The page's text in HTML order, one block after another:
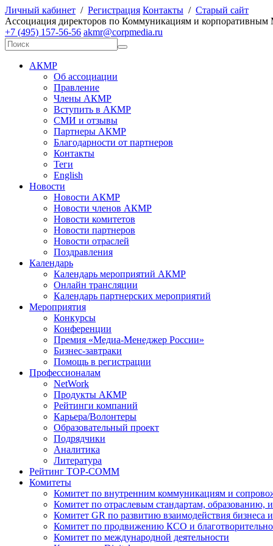
Личный кабинет / Регистрация Контакты / Старый сайт
Ассоциация директоров по Коммуникациям и корпоративным
+7 (495) 157-56-56 akmr@corpmedia.ru
АКМР
Об ассоциации
Правление
Члены АКМР
Вступить в АКМР
СМИ и отзывы
Партнеры АКМР
Благодарности от партнеров
Контакты
Теги
English
Новости
Новости АКМР
Новости членов АКМР
Новости комитетов
Новости партнеров
Новости отраслей
Поздравления
Календарь
Календарь мероприятий АКМР
Онлайн трансляции
Календарь партнерских мероприятий
Мероприятия
Конкурсы
Конференции
Премия «Медиа-Менеджер России»
Бизнес-завтраки
Помощь в регистрации
Профессионалам
NetWork
Продукты АКМР
Рейтинги компаний
Карьера/Волонтеры
Образовательный проект
Подрядчики
Аналитика
Литература
Рейтинг TOP-COMM
Комитеты
Комитет по внутренним коммуникациям и
Комитет по отраслевым стандартам, образованию,
Комитет GR по развитию взаимодействия бизнеса
Комитет по продвижению КСО и
Комитет по международной деятельности